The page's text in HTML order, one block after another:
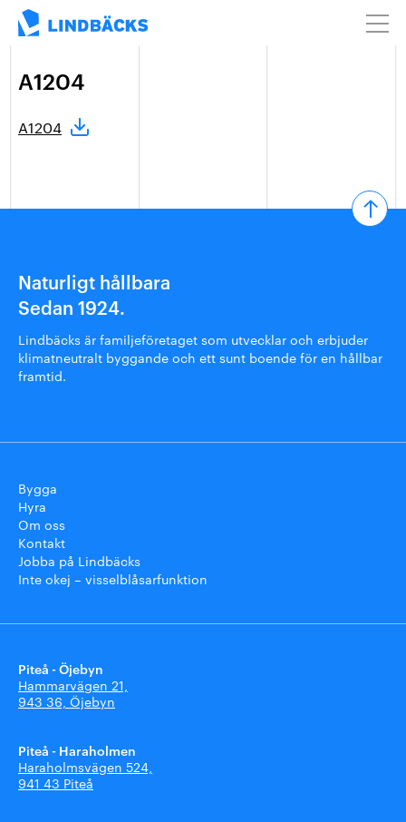
A1204
A1204
Naturligt hållbara
Sedan 1924.
Lindbäcks är familjeföretaget som utvecklar och erbjuder
klimatneutralt byggande och ett sunt boende för en hållbar
framtid.
Bygga
Hyra
Om oss
Kontakt
Jobba på Lindbäcks
Inte okej – visselblåsarfunktion
Piteå - Öjebyn
Hammarvägen 21,
943 36, Öjebyn
Piteå - Haraholmen
Haraholmsvägen 524,
941 43 Piteå